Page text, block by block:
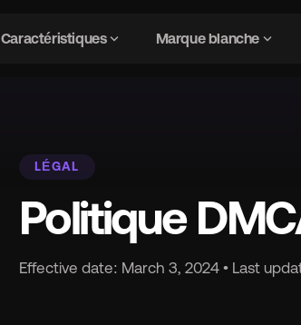
Caractéristiquesexpand_more Marque blancheexpand_more
Détection de fraude par IA
LÉGAL
Politique
Effective date: March 3, 2024 • Last